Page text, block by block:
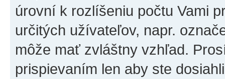
úrovní k rozlíšeniu počtu Vami
určitých užívateľov, napr.
môže mať zvláštny vzhľad.
prispievaním len aby ste